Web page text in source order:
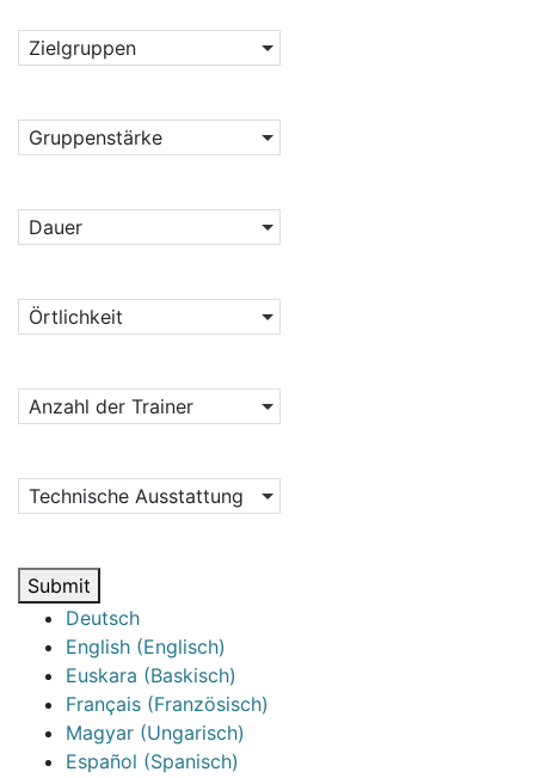
Zielgruppen
Gruppenstärke
Dauer
Örtlichkeit
Anzahl der Trainer
Technische Ausstattung
Submit
Deutsch
English (Englisch)
Euskara (Baskisch)
Français (Französisch)
Magyar (Ungarisch)
Español (Spanisch)